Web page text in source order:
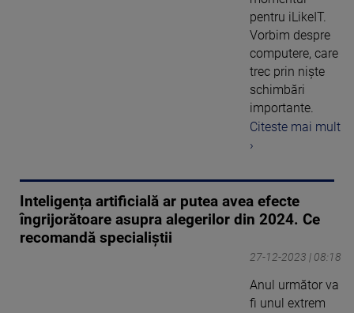
pentru iLikeIT.
Vorbim despre
computere, care
trec prin niște
schimbări
importante.
Citeste mai mult
›
Inteligența artificială ar putea avea efecte
îngrijorătoare asupra alegerilor din 2024. Ce
recomandă specialiștii
27-12-2023 | 08:18
Anul următor va
fi unul extrem